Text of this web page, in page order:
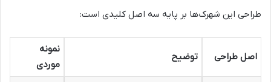
طراحی این شهرک‌ها بر پایه سه اصل کلیدی است:
اصل طراحی توضیح
نمونه
موردی